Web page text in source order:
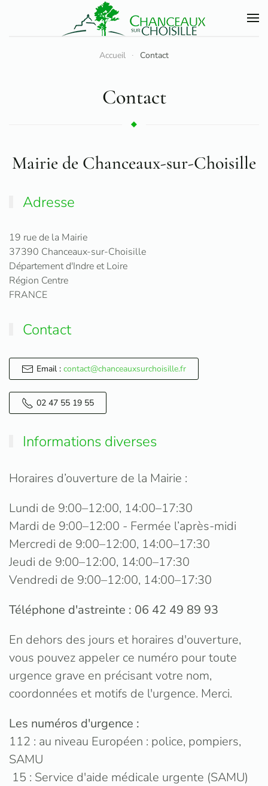
Accéder au contenu principal
Accueil Contact
Contact
Mairie de Chanceaux-sur-Choisille
Adresse
19 rue de la Mairie
37390 Chanceaux-sur-Choisille
Département d'Indre et Loire
Région Centre
FRANCE
Contact
Email : contact@chanceauxsurchoisille.fr
02 47 55 19 55
Informations diverses
Horaires d’ouverture de la Mairie :
Lundi de 9:00–12:00, 14:00–17:30
Mardi de 9:00–12:00 - Fermée l’après-midi
Mercredi de 9:00–12:00, 14:00–17:30
Jeudi de 9:00–12:00, 14:00–17:30
Vendredi de 9:00–12:00, 14:00–17:30
Téléphone d'astreinte : 06 42 49 89 93
En dehors des jours et horaires d'ouverture,
vous pouvez appeler ce numéro pour toute
urgence grave en précisant votre nom,
coordonnées et motifs de l'urgence. Merci.
Les numéros d'urgence :
112 : au niveau Européen : police, pompiers,
SAMU
15 : Service d'aide médicale urgente (SAMU)